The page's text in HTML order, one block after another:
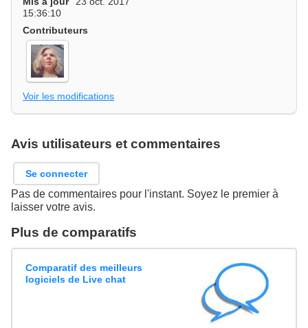
15:36:10
Contributeurs
Voir les modifications
Avis utilisateurs et commentaires
Se connecter
Pas de commentaires pour l'instant. Soyez le premier à
laisser votre avis.
Plus de comparatifs
Comparatif des meilleurs
logiciels de Live chat